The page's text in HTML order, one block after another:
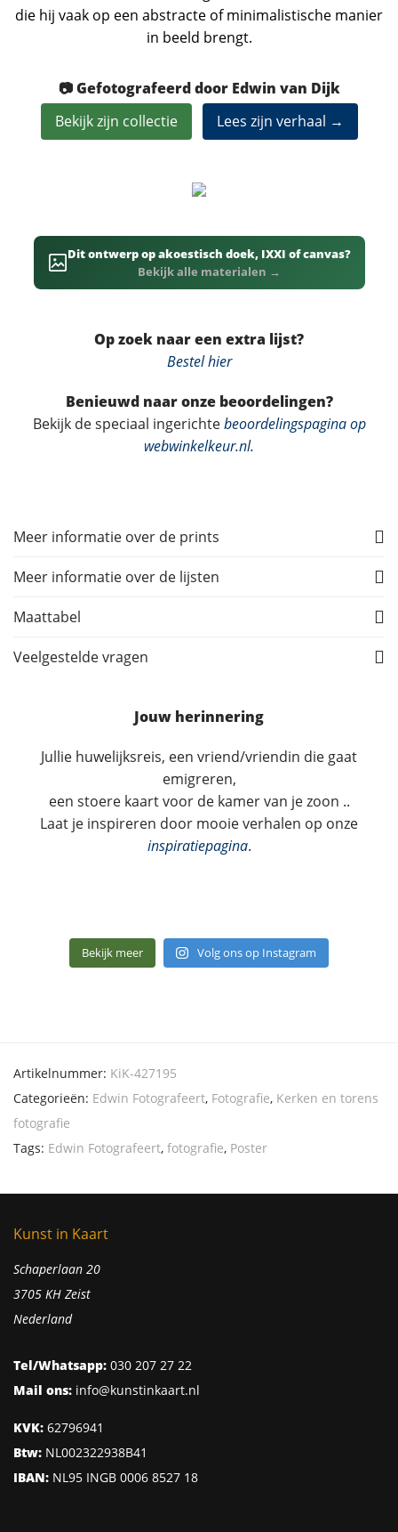
die hij vaak op een abstracte of minimalistische manier
in beeld brengt.
📷 Gefotografeerd door Edwin van Dijk
Bekijk zijn collectie
Lees zijn verhaal →
Dit ontwerp op akoestisch doek, IXXI of canvas?
Bekijk alle materialen →
Op zoek naar een extra lijst?
Bestel hier
Benieuwd naar onze beoordelingen?
Bekijk de speciaal ingerichtebeoordelingspagina op
webwinkelkeur.nl.
Meer informatie over de prints
Meer informatie over de lijsten
Maattabel
Veelgestelde vragen
Jouw herinnering
Jullie huwelijksreis, een vriend/vriendin die gaat
emigreren,
een stoere kaart voor de kamer van je zoon ..
Laat je inspireren door mooie verhalen op onze
inspiratiepagina.
Bekijk meer Volg ons op Instagram
Artikelnummer: KiK-427195
Categorieën: Edwin Fotografeert, Fotografie, Kerken en torens
fotografie
Tags: Edwin Fotografeert, fotografie, Poster
Kunst in Kaart
Schaperlaan 20
3705 KH Zeist
Nederland
Tel/Whatsapp: 030 207 27 22
Mail ons: info@kunstinkaart.nl
KVK: 62796941
Btw: NL002322938B41
IBAN: NL95 INGB 0006 8527 18